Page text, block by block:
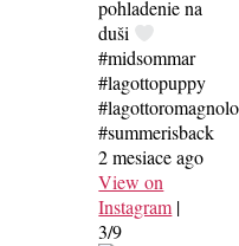
pohladenie na
duši
#midsommar
#lagottopuppy
#lagottoromagnolo
#summerisback
2 mesiace ago
View on
Instagram |
3/9